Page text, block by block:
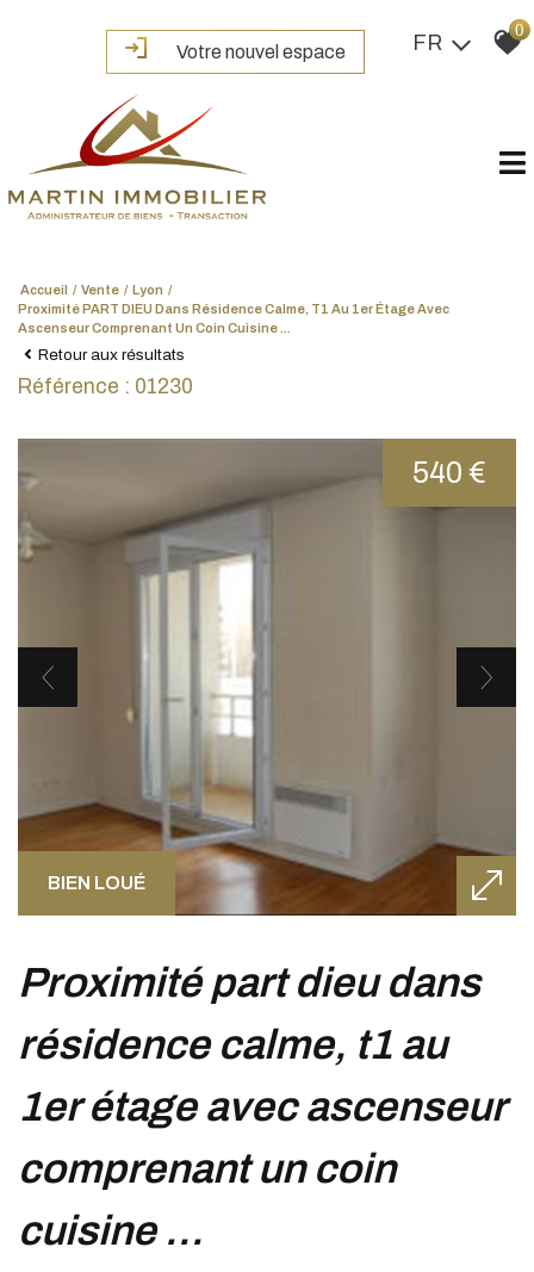
Votre nouvel espace FR
0
Accueil Vente
Lyon
Proximité PART DIEU Dans Résidence Calme, T1 Au 1er Étage Avec
Ascenseur Comprenant Un Coin Cuisine ...
Retour aux résultats
Référence : 01230
BIEN LOUÉ
540 €
proximité part dieu dans
résidence calme, t1 au
1er étage avec ascenseur
comprenant un coin
cuisine ...